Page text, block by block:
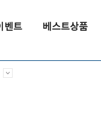
벤트 베스트상품